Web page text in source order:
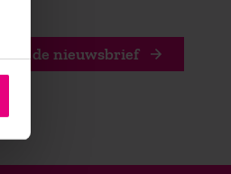
mij de nieuwsbrief